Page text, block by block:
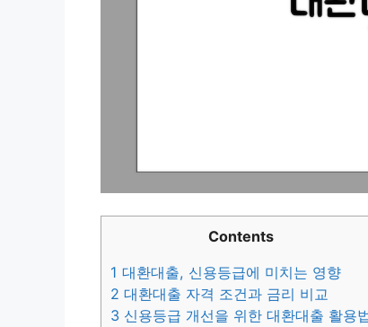
Contents
1 대환대출, 신용등급에 미치는 영향
2 대환대출 자격 조건과 금리 비교
3 신용등급 개선을 위한 대환대출 활용